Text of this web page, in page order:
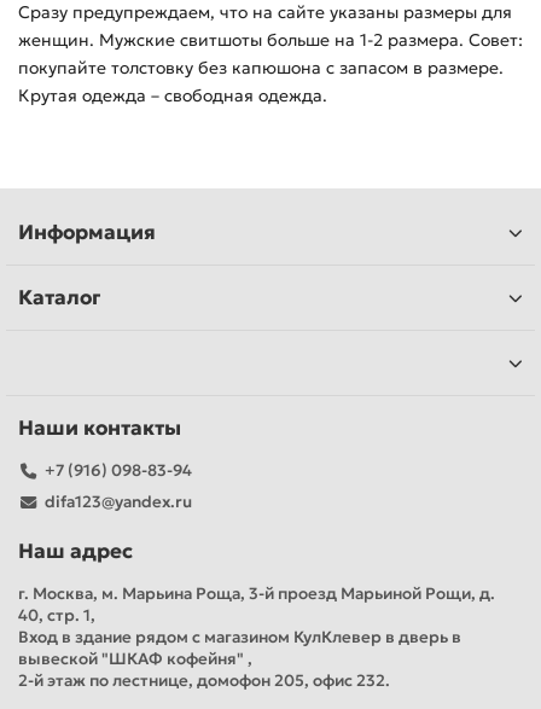
Сразу предупреждаем, что на сайте указаны размеры для
женщин. Мужские свитшоты больше на 1-2 размера. Совет:
покупайте толстовку без капюшона с запасом в размере.
Крутая одежда – свободная одежда.
Информация
Каталог
Наши контакты
+7 (916) 098-83-94
difa123@yandex.ru
Наш адрес
г. Москва, м. Марьина Роща, 3-й проезд Марьиной Рощи, д.
40, стр. 1,
Вход в здание рядом с магазином КулКлевер в дверь в
вывеской "ШКАФ кофейня" ,
2-й этаж по лестнице, домофон 205, офис 232.